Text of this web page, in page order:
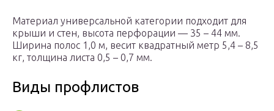
Материал универсальной категории подходит для
крыши и стен, высота перфорации — 35 – 44 мм.
Ширина полос 1,0 м, весит квадратный метр 5,4 – 8,5
кг, толщина листа 0,5 – 0,7 мм.
Виды профлистов